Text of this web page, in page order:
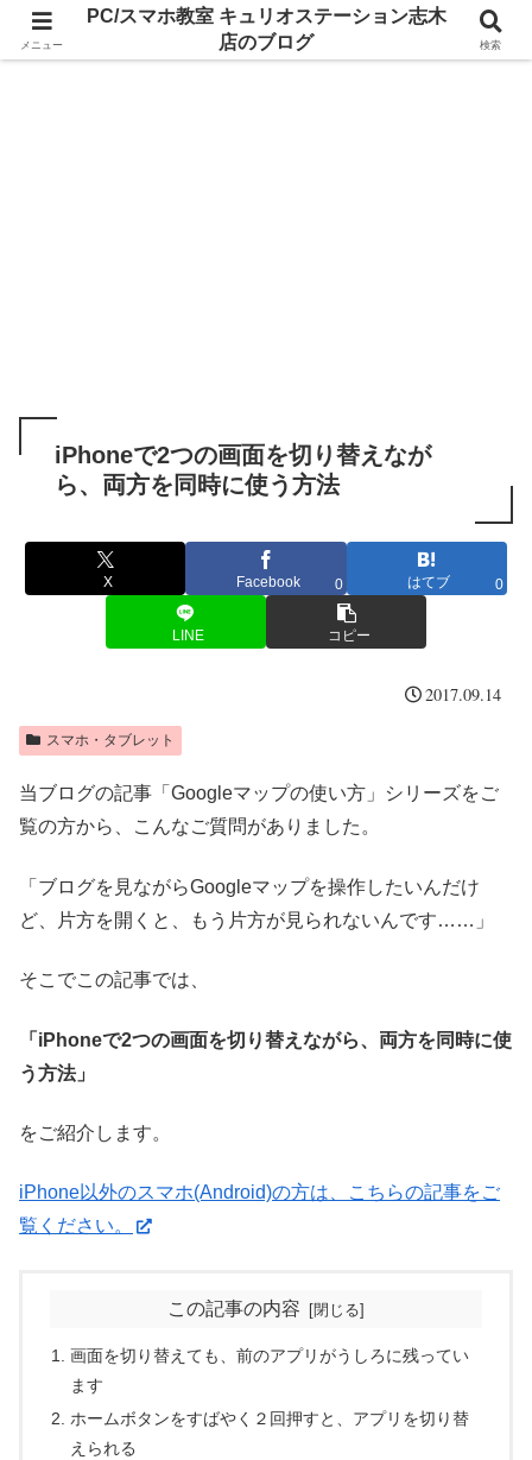
iPhoneで2つの画面を切り替えなが
ら、両方を同時に使う方法
X Facebook 0 はてブ 0
LINE コピー
2017.09.14
スマホ・タブレット
当ブログの記事「Googleマップの使い方」シリーズをご
覧の方から、こんなご質問がありました。
「ブログを見ながらGoogleマップを操作したいんだけ
ど、片方を開くと、もう片方が見られないんです……」
そこでこの記事では、
「iPhoneで2つの画面を切り替えながら、両方を同時に使
う方法」
をご紹介します。
iPhone以外のスマホ(Android)の方は、こちらの記事をご
覧ください。
この記事の内容
画面を切り替えても、前のアプリがうしろに残ってい
ます
ホームボタンをすばやく２回押すと、アプリを切り替
えられる
メニュー
PC/スマホ教室 キュリオステーション志木
店のブログ
検索